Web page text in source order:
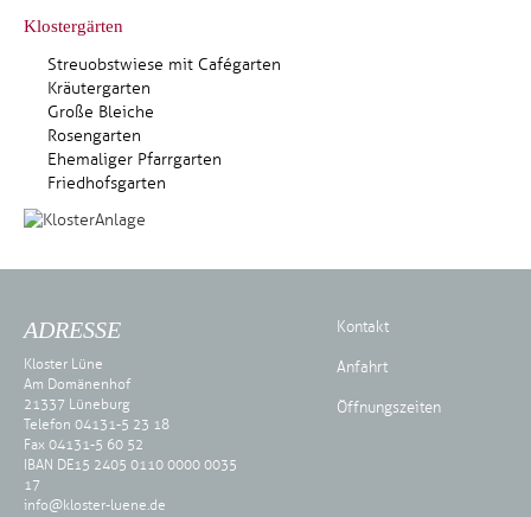
Klostergärten
Streuobstwiese mit Cafégarten
Kräutergarten
Große Bleiche
Rosengarten
Ehemaliger Pfarrgarten
Friedhofsgarten
ADRESSE
Kloster Lüne
Am Domänenhof
21337 Lüneburg
Telefon 04131-5 23 18
Fax 04131-5 60 52
IBAN DE15 2405 0110 0000 0035
17
info@kloster-luene.de
Kontakt
Anfahrt
Öffnungszeiten